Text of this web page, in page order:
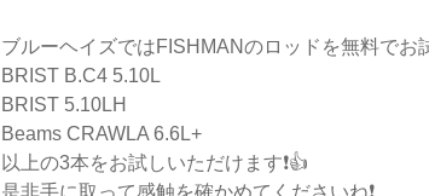
ブルーヘイズではFISHMANのロッドを無料でお
BRIST B.C4 5.10L
BRIST 5.10LH
Beams CRAWLA 6.6L+
以上の3本をお試しいただけます❗️👍
是非手に取って感触を確かめてくださいね❗️